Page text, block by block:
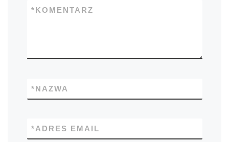
KOMENTARZ
*
NAZWA
*
ADRES EMAIL
*